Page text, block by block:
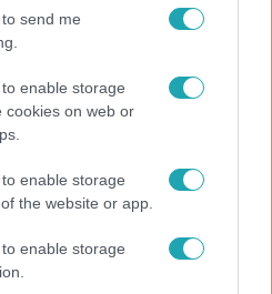
send me
enable storage
cookies on web or
enable storage
the website or app.
enable storage
14:09